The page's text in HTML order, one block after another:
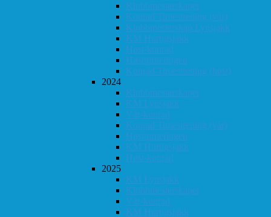
Klubbmesterskapet
Konrad Timestrening (vår)
Klubbmesterskap Lynsjakk
KM Hurtigsjakk
Høst-konrad
Høstturneringen
Konrad Timestrening (høst)
2024
Klubbmesterskapet
KM Lynsjakk
Vår-konrad
Konrad Timestrening (vår)
Høstturneringen
KM Hurtigsjakk
Høst-konrad
2025
KM Lynsjakk
Klubbmesterskapet
Vår-konrad
KM Hurtigsjakk